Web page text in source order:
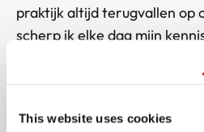
This website uses cookies
praktijk altijd terugvallen op
scherp ik elke dag mijn
Toch wil ze zich op termijn
materie. “De